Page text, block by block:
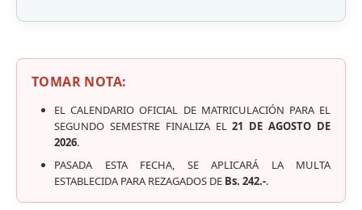
TOMAR NOTA:
EL CALENDARIO OFICIAL DE MATRICULACIÓN PARA EL
SEGUNDO SEMESTRE FINALIZA EL21 DE AGOSTO DE
2026.
PASADA ESTA FECHA, SE APLICARÁ LA MULTA
ESTABLECIDA PARA REZAGADOS DE Bs. 242.-.